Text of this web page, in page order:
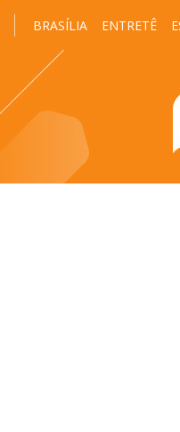
BRASÍLIA ENTRETÊ